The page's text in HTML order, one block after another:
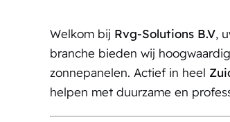
Welkom bij Rvg-Solutions B.V,
branche bieden wij
zonnepanelen. Actief in heel
helpen met duurzame en